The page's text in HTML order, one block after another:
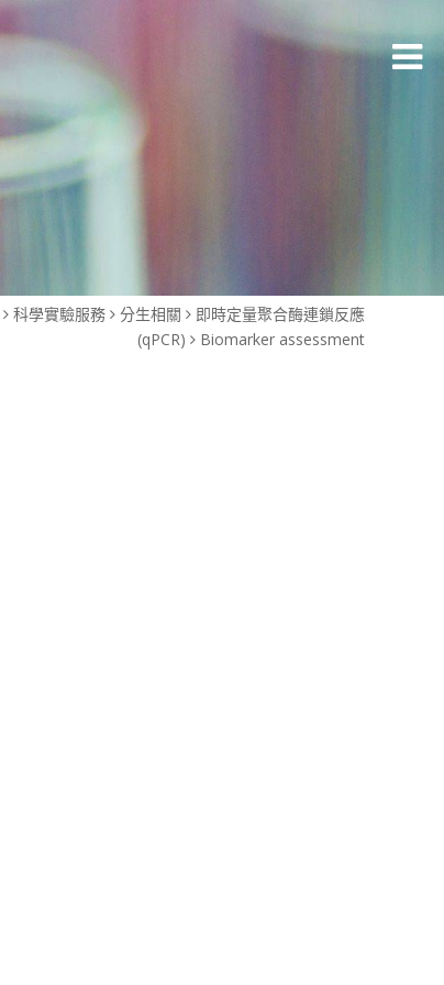
科學實驗服務 分生相關
即時定量聚合酶連鎖反應
(qPCR)
Biomarker assessment